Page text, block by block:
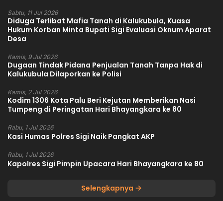
Sabtu, 11 Jul 2026
Diduga Terlibat Mafia Tanah di Kalukubula, Kuasa
Hukum Korban Minta Bupati Sigi Evaluasi Oknum Aparat
Desa
Kamis, 9 Jul 2026
Dugaan Tindak Pidana Penjualan Tanah Tanpa Hak di
Kalukubula Dilaporkan ke Polisi
Kamis, 2 Jul 2026
Kodim 1306 Kota Palu Beri Kejutan Memberikan Nasi
Tumpeng di Peringatan Hari Bhayangkara ke 80
Rabu, 1 Jul 2026
Kasi Humas Polres Sigi Naik Pangkat AKP
Rabu, 1 Jul 2026
Kapolres Sigi Pimpin Upacara Hari Bhayangkara ke 80
Selengkapnya